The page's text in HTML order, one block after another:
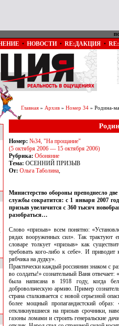
• НОВОСТИ • RE:ДАКЦИЯ •
Главная » Архив » Номер 34 » Родина-
Номер: №34, "На прощание"
(5 октября 2006 — 15 октября 2006)
Рубрика: Обоняние
Тема: ОСЕННИЙ ПРИЗЫВ
От: Ольга Таболина,
Министерство обороны преподнесло
службы сократится: с 1 января 2007
призыв увеличится с 360 тысяч
разобраться…
Слово «призыв» всем понятно:
рядах вооруженных сил». Так трактуют
словаре толкует «призыв» как
требовать кого-либо к себе». И
рябчика на дудку».
Практически каждый россиянин знаком с
во солдаты!» сознательный Ваня
была написана в 1918 году, когда
добровольческую армию. Пример
страна сталкивается с новой серьезной
более мощный пропагандистский
откликнувшиеся на призыв срочники,
газоны ломами и строить генеральские